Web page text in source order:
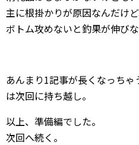
主に根掛かりが原因なんだけど
ボトム攻めないと釣果が伸び
あんまり1記事が長くなっち
は次回に持ち越し。
以上、準備編でした。
次回へ続く。